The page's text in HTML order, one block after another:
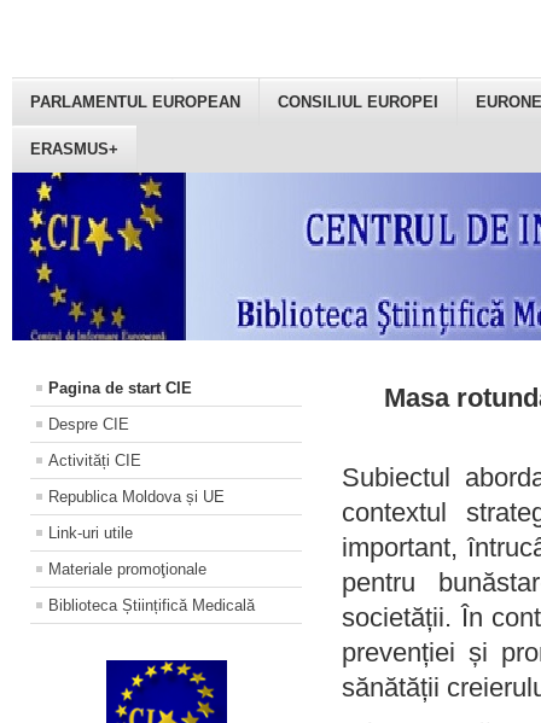
PARLAMENTUL EUROPEAN CONSILIUL EUROPEI
ERASMUS+
Pagina de start CIE
Despre CIE
Activități CIE
Republica Moldova și UE
Link-uri utile
Materiale promoţionale
Biblioteca Științifică Medicală
Masa
Subiectul
contextul
important,
pentru
societății. În
prevenției și
sănătății